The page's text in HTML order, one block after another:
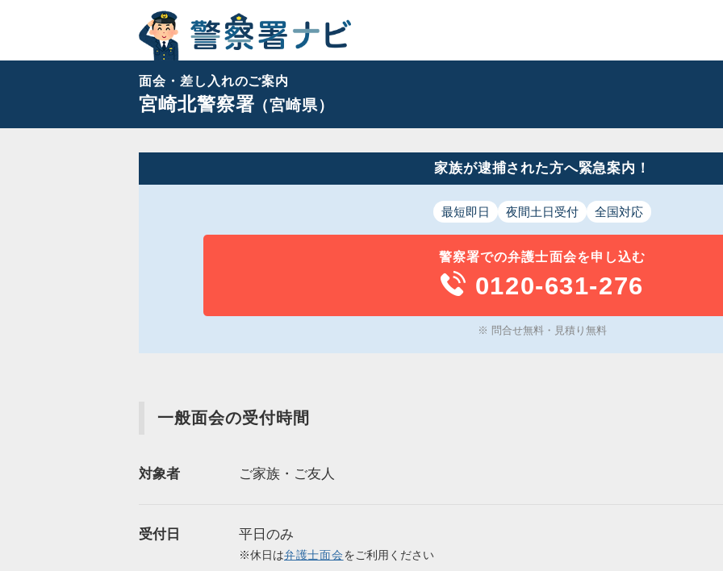
面会・差し入れのご案内
宮崎北警察署（宮崎県）
家族が逮捕された方へ緊急案内！
最短即日 夜間土日受付 全国対応
警察署での弁護士面会を申し込む
0120-631-276
※ 問合せ無料・見積り無料
一般面会の受付時間
対象者 ご家族・ご友人
受付日 平日のみ
※休日は弁護士面会をご利用ください